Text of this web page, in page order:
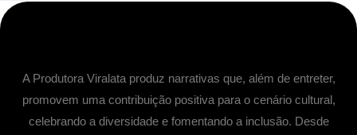
A Produtora Viralata produz narrativas que, além de entreter,
promovem uma contribuição positiva para o cenário cultural,
celebrando a diversidade e fomentando a inclusão. Desde